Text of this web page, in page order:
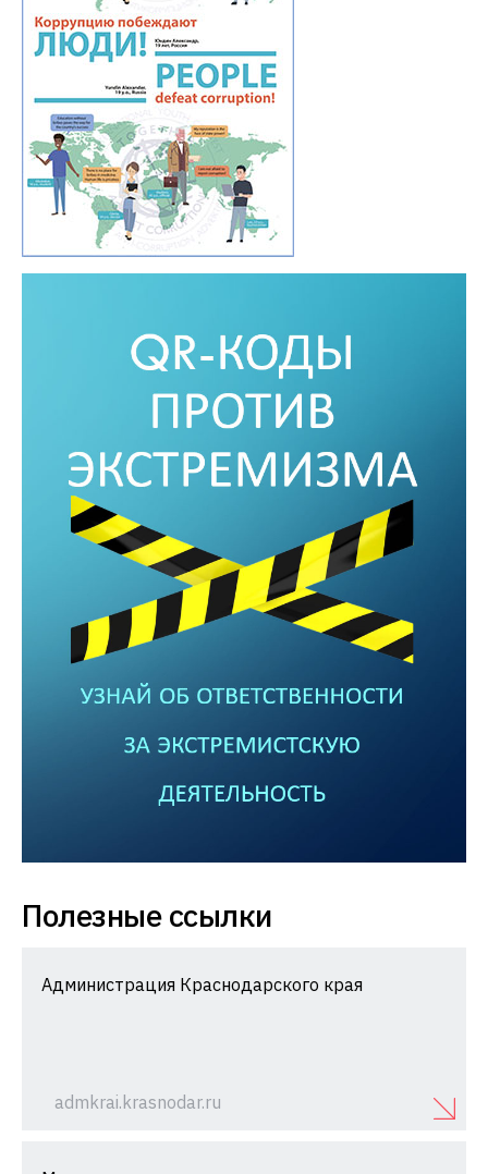
Полезные ссылки
Администрация Краснодарского края
admkrai.krasnodar.ru